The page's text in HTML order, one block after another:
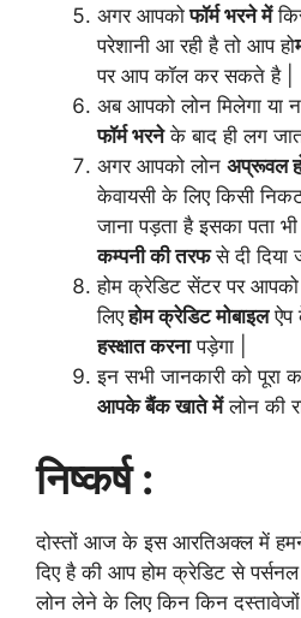
अगर आपकोफॉर्म भरने में
परेशानी आ रही है तो आप हो
पर आप कॉल कर सकते है |
अब आपको लोन मिलेगा या
फॉर्म भरनेके बाद ही लग
अगर आपको लोन अप्रूवल
केवायसी के लिए किसी
जाना पड़ता है इसका पता
कम्पनी की तरफसे दी दिया
होम क्रेडिट सेंटर पर
लिएहोम क्रेडिट मोबाइलऐप
हस्क्षात करनापड़ेगा |
इन सभी जानकारी को पूरा
आपके बैंक खाते मेंलोन की
निष्कर्ष :
दोस्तों आज के इस आरतिअक्ल में हमने
दिए है की आप होम क्रेडिट से
लोन लेने के लिए किन किन